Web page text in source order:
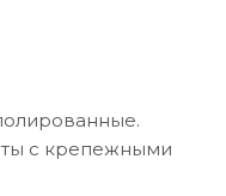
с крепежными